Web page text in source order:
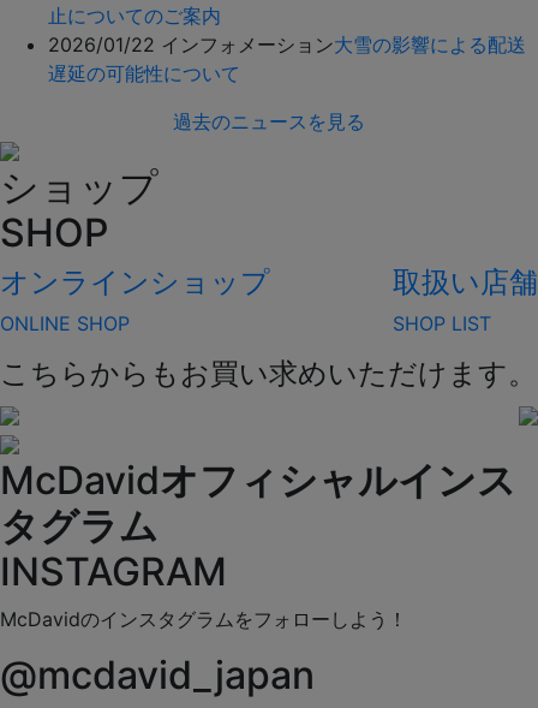
止についてのご案内
2026/01/22 インフォメーション大雪の影響による配送
遅延の可能性について
過去のニュースを見る
ショップ
SHOP
オンラインショップ
ONLINE SHOP
取扱い店舗
SHOP LIST
こちらからもお買い求めいただけます。
McDavidオフィシャルインス
タグラム
INSTAGRAM
McDavidのインスタグラムをフォローしよう！
@mcdavid_japan